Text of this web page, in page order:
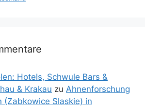
Hotels, Schwule Bars &
& Krakau zu Ahnenforschung
(Zabkowice Slaskie) in